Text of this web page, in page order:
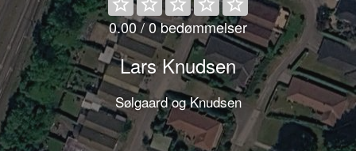
0.00 / 0 bedømmelser
Lars Knudsen
Sølgaard og Knudsen